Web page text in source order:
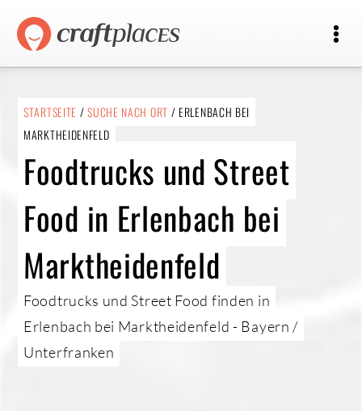
STARTSEITE /SUCHE NACH ORT / ERLENBACH BEI
MARKTHEIDENFELD
Foodtrucks und Street
Food in Erlenbach bei
Marktheidenfeld
Foodtrucks und Street Food finden in
Erlenbach bei Marktheidenfeld - Bayern /
Unterfranken